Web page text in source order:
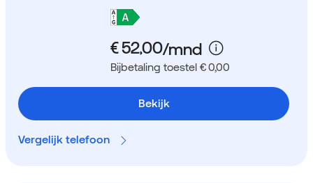
Bijbetaling toestel € 0,00
Bekijk
Vergelijk telefoon